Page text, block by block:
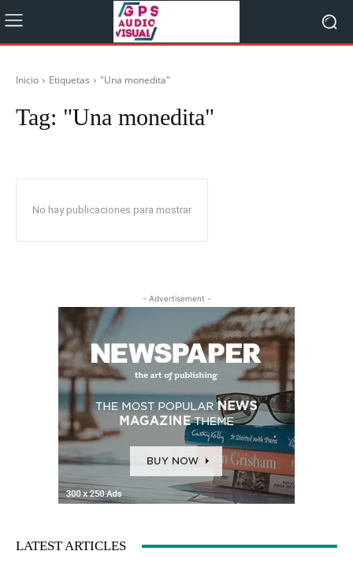
Inicio Etiquetas "Una monedita"
Tag: "Una monedita"
No hay publicaciones para mostrar
- Advertisement -
LATEST ARTICLES